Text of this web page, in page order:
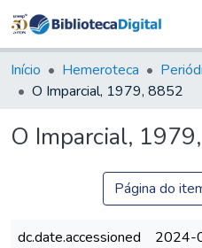
&
Início Hemeroteca
O Imparcial, 1979, 8852
O Imparcial,
Página do
dc.date.accessioned
2024-